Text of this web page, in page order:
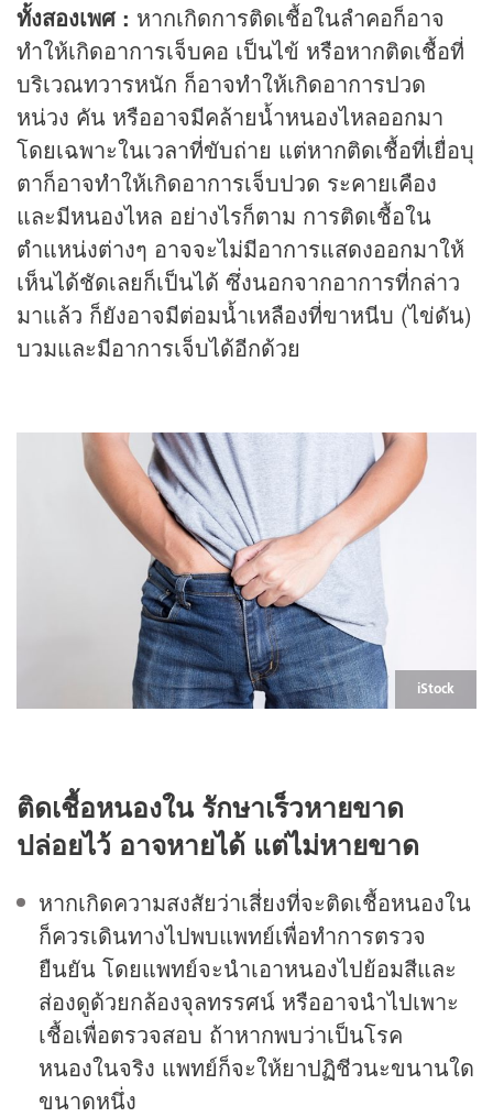
ทั้งสองเพศ : หากเกิดการติดเชื้อในลำคอก็อาจ
ทำให้เกิดอาการเจ็บคอ เป็นไข้ หรือหากติดเชื้อที่
บริเวณทวารหนัก ก็อาจทำให้เกิดอาการปวด
หน่วง คัน หรืออาจมีคล้ายน้ำหนองไหลออกมา
โดยเฉพาะในเวลาที่ขับถ่าย แต่หากติดเชื้อที่เยื่อบุ
ตาก็อาจทำให้เกิดอาการเจ็บปวด ระคายเคือง
และมีหนองไหล อย่างไรก็ตาม การติดเชื้อใน
ตำแหน่งต่างๆ อาจจะไม่มีอาการแสดงออกมาให้
เห็นได้ชัดเลยก็เป็นได้ ซึ่งนอกจากอาการที่กล่าว
มาแล้ว ก็ยังอาจมีต่อมน้ำเหลืองที่ขาหนีบ (ไข่ดัน)
บวมและมีอาการเจ็บได้อีกด้วย
iStock
ติดเชื้อหนองใน รักษาเร็วหายขาด
ปล่อยไว้ อาจหายได้ แต่ไม่หายขาด
หากเกิดความสงสัยว่าเสี่ยงที่จะติดเชื้อหนองใน
ก็ควรเดินทางไปพบแพทย์เพื่อทำการตรวจ
ยืนยัน โดยแพทย์จะนำเอาหนองไปย้อมสีและ
ส่องดูด้วยกล้องจุลทรรศน์ หรืออาจนำไปเพาะ
เชื้อเพื่อตรวจสอบ ถ้าหากพบว่าเป็นโรค
หนองในจริง แพทย์ก็จะให้ยาปฏิชีวนะขนานใด
ขนาดหนึ่ง